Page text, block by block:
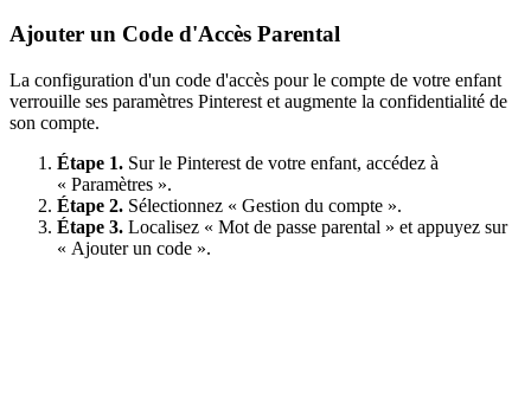
Ajouter un Code d'Accès Parental
La configuration d'un code d'accès pour le compte de votre enfant
verrouille ses paramètres Pinterest et augmente la confidentialité de
son compte.
Étape 1. Sur le Pinterest de votre enfant, accédez à
« Paramètres ».
Étape 2. Sélectionnez « Gestion du compte ».
Étape 3. Localisez « Mot de passe parental » et appuyez sur
« Ajouter un code ».